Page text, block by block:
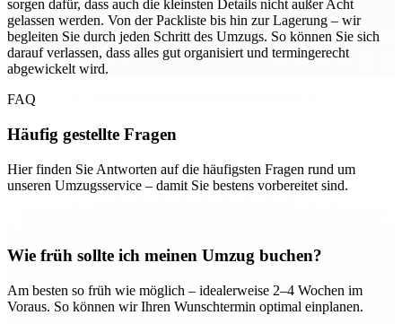
sorgen dafür, dass auch die kleinsten Details nicht außer Acht
gelassen werden. Von der Packliste bis hin zur Lagerung – wir
begleiten Sie durch jeden Schritt des Umzugs. So können Sie sich
darauf verlassen, dass alles gut organisiert und termingerecht
abgewickelt wird.
FAQ
Häufig gestellte Fragen
Hier finden Sie Antworten auf die häufigsten Fragen rund um
unseren Umzugsservice – damit Sie bestens vorbereitet sind.
Wie früh sollte ich meinen Umzug buchen?
Am besten so früh wie möglich – idealerweise 2–4 Wochen im
Voraus. So können wir Ihren Wunschtermin optimal einplanen.